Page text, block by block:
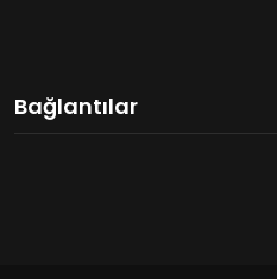
Bağlantılar